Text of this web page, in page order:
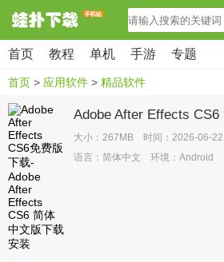
首页 教程 单机 手游 专题
首页 > 应用软件 > 精品软件
Adobe After Effects
大小：267MB 时间：2026-06-22
语言：简体中文 环境：Android